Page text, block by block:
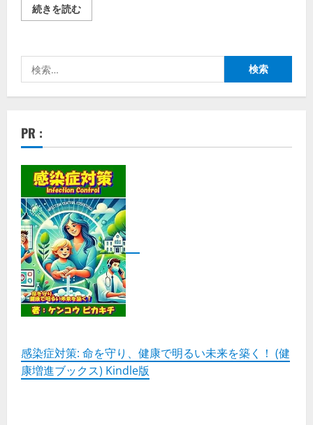
続きを読む高
市
理
日
本
リ
ダ
ー
が
描
く“強
く
優
し
い
国”の
未
来
予
想
図
の
詳
ご
覧
く
だ
索:
PR :
感染症対策: 命を守り、健康で明るい未来を築く！ (健
康増進ブックス) Kindle版